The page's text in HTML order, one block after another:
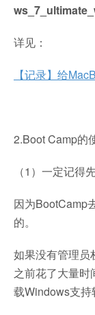
详见：
【记录】给
2.Boot Camp的
（1）一定记得
因为BootCamp
的。
如果没有管理员
之前花了大量
载Windows支持